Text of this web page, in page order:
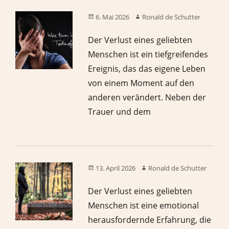
6. Mai 2026 Ronald de Schutter
Der Verlust eines geliebten
Menschen ist ein tiefgreifendes
Ereignis, das das eigene Leben
von einem Moment auf den
anderen verändert. Neben der
Trauer und dem
13. April 2026 Ronald de Schutter
Der Verlust eines geliebten
Menschen ist eine emotional
herausfordernde Erfahrung, die